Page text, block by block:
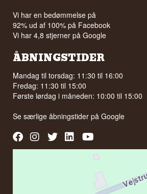
Vi har en bedømmelse på
92% ud af 100% på Facebook
Vi har 4,8 stjerner på Google
ÅBNINGSTIDER
Mandag til torsdag: 11:30 til 16:00
Fredag: 11:30 til 15:00
Første lørdag i måneden: 10:00 til 15:00
Se særlige åbningstider påGoogle